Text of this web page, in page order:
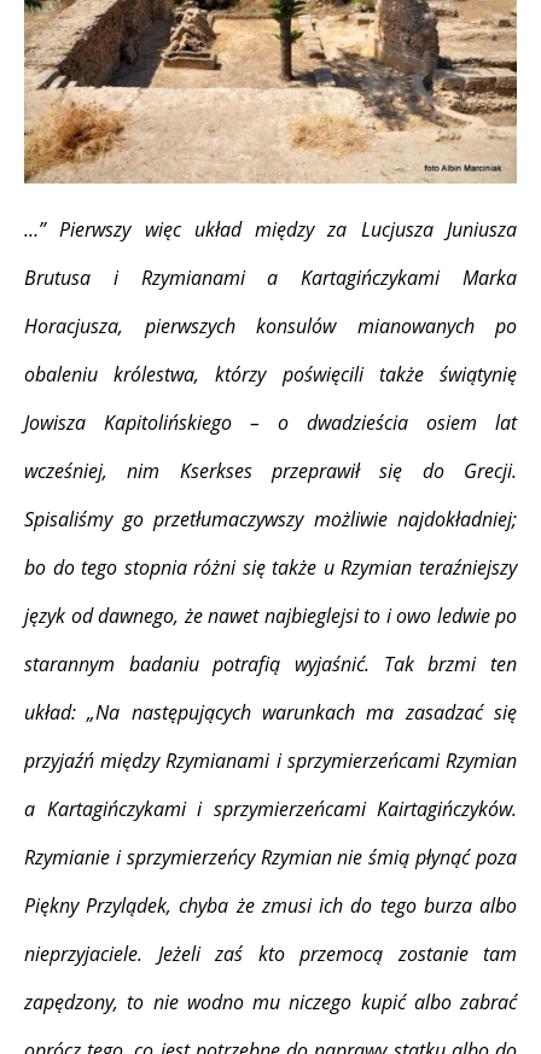
…” Pierwszy więc układ między za Lucjusza Juniusza
Brutusa i Rzymianami a Kartagińczykami Marka
Horacjusza, pierwszych konsulów mianowanych po
obaleniu królestwa, którzy poświęcili także świątynię
Jowisza Kapitolińskiego – o dwadzieścia osiem lat
wcześniej, nim Kserkses przeprawił się do Grecji.
Spisaliśmy go przetłumaczywszy możliwie najdokładniej;
bo do tego stopnia różni się także u Rzymian teraźniejszy
język od dawnego, że nawet najbieglejsi to i owo ledwie po
starannym badaniu potrafią wyjaśnić. Tak brzmi ten
układ: „Na następujących warunkach ma zasadzać się
przyjaźń między Rzymianami i sprzymierzeńcami Rzymian
a Kartagińczykami i sprzymierzeńcami Kairtagińczyków.
Rzymianie i sprzymierzeńcy Rzymian nie śmią płynąć poza
Piękny Przylądek, chyba że zmusi ich do tego burza albo
nieprzyjaciele. Jeżeli zaś kto przemocą zostanie tam
zapędzony, to nie wodno mu niczego kupić albo zabrać